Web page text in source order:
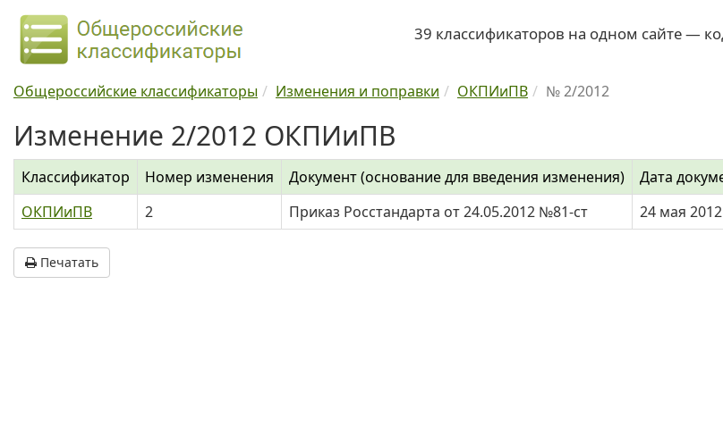
39 классификаторов на одном сайте —
Общероссийские классификаторы Изменения и поправки ОКПИиПВ № 2/2012
Изменение 2/2012 ОКПИиПВ
Классификатор Номер изменения Документ (основание для введения изменения) Дата
ОКПИиПВ
2 Приказ Росстандарта от 24.05.2012 №81-ст 24 мая
Печатать